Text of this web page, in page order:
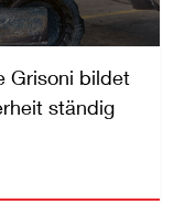
Grisoni bildet
ständig